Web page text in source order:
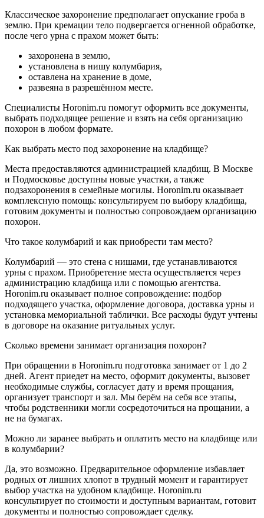
Классическое захоронение предполагает опускание гроба в
землю. При кремации тело подвергается огненной обработке,
после чего урна с прахом может быть:
захоронена в землю,
установлена в нишу колумбария,
оставлена на хранение в доме,
развеяна в разрешённом месте.
Специалисты Horonim.ru помогут оформить все документы,
выбрать подходящее решение и взять на себя организацию
похорон в любом формате.
Как выбрать место под захоронение на кладбище?
Места предоставляются администрацией кладбищ. В Москве
и Подмосковье доступны новые участки, а также
подзахоронения в семейные могилы. Horonim.ru оказывает
комплексную помощь: консультируем по выбору кладбища,
готовим документы и полностью сопровождаем организацию
похорон.
Что такое колумбарий и как приобрести там место?
Колумбарий — это стена с нишами, где устанавливаются
урны с прахом. Приобретение места осуществляется через
администрацию кладбища или с помощью агентства.
Horonim.ru оказывает полное сопровождение: подбор
подходящего участка, оформление договора, доставка урны и
установка мемориальной таблички. Все расходы будут учтены
в договоре на оказание ритуальных услуг.
Сколько времени занимает организация похорон?
При обращении в Horonim.ru подготовка занимает от 1 до 2
дней. Агент приедет на место, оформит документы, вызовет
необходимые службы, согласует дату и время прощания,
организует транспорт и зал. Мы берём на себя все этапы,
чтобы родственники могли сосредоточиться на прощании, а
не на бумагах.
Можно ли заранее выбрать и оплатить место на кладбище или
в колумбарии?
Да, это возможно. Предварительное оформление избавляет
родных от лишних хлопот в трудный момент и гарантирует
выбор участка на удобном кладбище. Horonim.ru
консультирует по стоимости и доступным вариантам, готовит
документы и полностью сопровождает сделку.